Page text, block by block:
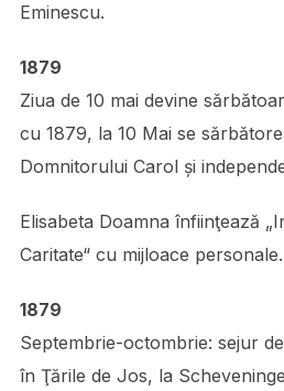
Eminescu.
1879
Ziua de 10 mai devine
cu 1879, la 10 Mai se
Domnitorului Carol și
Elisabeta Doamna înfiinţează
Caritate“ cu mijloace personale.
1879
Septembrie-octombrie: sejur
în Ţările de Jos, la